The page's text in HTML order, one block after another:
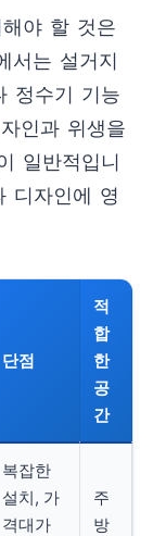
야 할 것은
서는 설거지
정수기 기능
인과 위생을
일반적입니
디자인에 영
단점
적
합
한
공
간
복잡한
설치, 가
격대가
주
방